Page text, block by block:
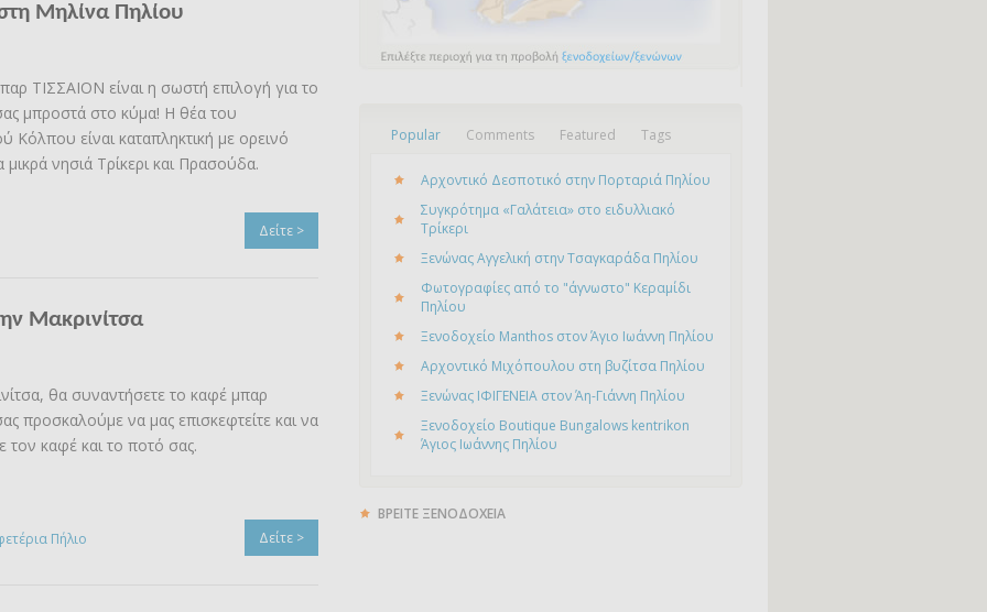
Μηλίνα Πηλίου
ΤΙΣΣΑΙΟΝ είναι η σωστή επιλογή για το
μπροστά στο κύμα! H θέα του
Κόλπου είναι καταπληκτική με ορεινό
μικρά νησιά Τρίκερι και Πρασούδα.
Δείτε >
Μακρινίτσα
θα συναντήσετε το καφέ μπαρ
προσκαλούμε να μας επισκεφτείτε και να
τον καφέ και το ποτό σας.
Δείτε >
Πήλιο
Popular Comments Featured Tags
Αρχοντικό Δεσποτικό στην Πορταριά Πηλίου
Συγκρότημα «Γαλάτεια» στο ειδυλλιακό
Τρίκερι
Ξενώνας Αγγελική στην Τσαγκαράδα Πηλίου
Φωτογραφίες από το "άγνωστο" Κεραμίδι
Πηλίου
Ξενοδοχείο Manthos στον Άγιο Ιωάννη Πηλίου
Αρχοντικό Μιχόπουλου στη βυζίτσα Πηλίου
Ξενώνας ΙΦΙΓΕΝΕΙΑ στον Άη-Γιάννη Πηλίου
Ξενοδοχείο Boutique Bungalows kentrikon
Άγιος Ιωάννης Πηλίου
ΒΡΕΙΤΕ ΞΕΝΟΔΟΧΕΙΑ